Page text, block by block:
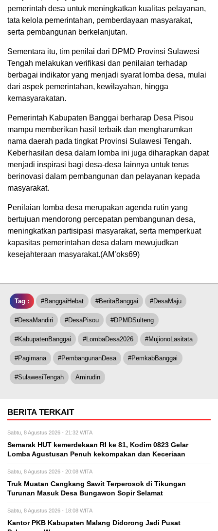
pemerintah desa untuk meningkatkan kualitas pelayanan,
tata kelola pemerintahan, pemberdayaan masyarakat,
serta pembangunan berkelanjutan.
Sementara itu, tim penilai dari DPMD Provinsi Sulawesi
Tengah melakukan verifikasi dan penilaian terhadap
berbagai indikator yang menjadi syarat lomba desa, mulai
dari aspek pemerintahan, kewilayahan, hingga
kemasyarakatan.
Pemerintah Kabupaten Banggai berharap Desa Pisou
mampu memberikan hasil terbaik dan mengharumkan
nama daerah pada tingkat Provinsi Sulawesi Tengah.
Keberhasilan desa dalam lomba ini juga diharapkan dapat
menjadi inspirasi bagi desa-desa lainnya untuk terus
berinovasi dalam pembangunan dan pelayanan kepada
masyarakat.
Penilaian lomba desa merupakan agenda rutin yang
bertujuan mendorong percepatan pembangunan desa,
meningkatkan partisipasi masyarakat, serta memperkuat
kapasitas pemerintahan desa dalam mewujudkan
kesejahteraan masyarakat.(AM’oks69)
Tag : #BanggaiHebat #BeritaBanggai #DesaMaju
#DesaMandiri #DesaPisou #DPMDSulteng
#KabupatenBanggai #LombaDesa2026 #MujionoLasitata
#Pagimana #PembangunanDesa #PemkabBanggai
#SulawesiTengah Amirudin
BERITA TERKAIT
Sabtu, 8 Agustus 2026 - 21:32 WITA
Semarak HUT kemerdekaan RI ke 81, Kodim 0823 Gelar
Lomba Agustusan Penuh kekompakan dan Keceriaan
Sabtu, 8 Agustus 2026 - 20:08 WITA
Truk Muatan Cangkang Sawit Terperosok di Tikungan
Turunan Masuk Desa Bungawon Sopir Selamat
Sabtu, 8 Agustus 2026 - 18:08 WITA
Kantor PKB Kabupaten Malang Didorong Jadi Pusat